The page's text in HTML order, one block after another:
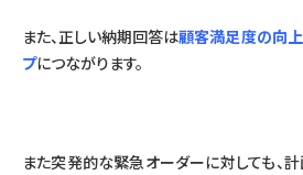
また、正しい納期回答は顧客満足度の向上
プにつながります。
また突発的な緊急オーダーに対しても、